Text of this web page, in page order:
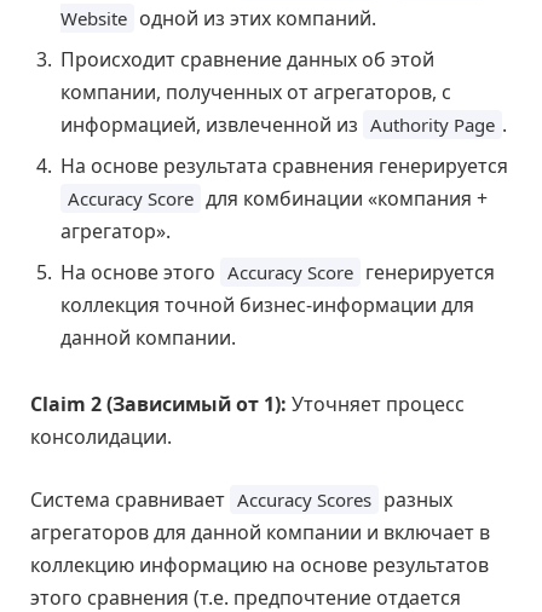
Website одной из этих компаний.
Происходит сравнение данных об этой
компании, полученных от агрегаторов, с
информацией, извлеченной из Authority Page .
На основе результата сравнения генерируется
Accuracy Score для комбинации «компания +
агрегатор».
На основе этого Accuracy Score генерируется
коллекция точной бизнес-информации для
данной компании.
Claim 2 (Зависимый от 1): Уточняет процесс
консолидации.
Система сравнивает Accuracy Scores разных
агрегаторов для данной компании и включает в
коллекцию информацию на основе результатов
этого сравнения (т.е. предпочтение отдается